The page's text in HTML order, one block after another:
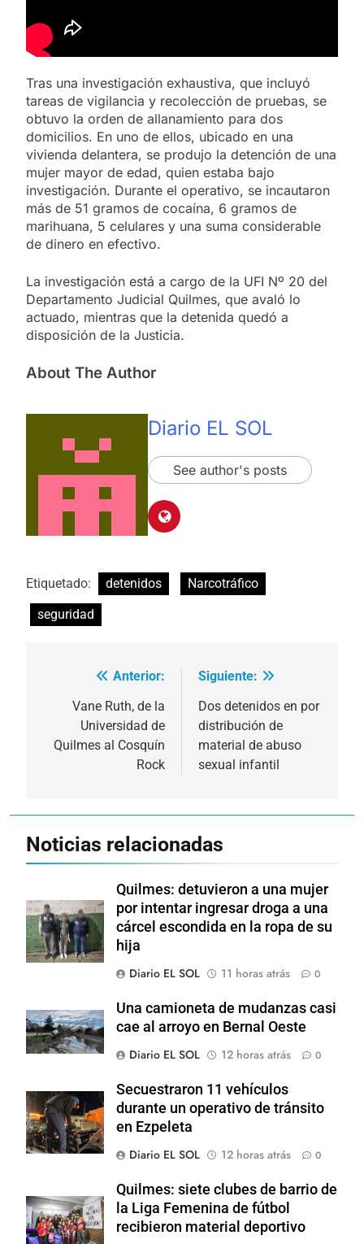
Tras una investigación exhaustiva, que incluyó
tareas de vigilancia y recolección de pruebas, se
obtuvo la orden de allanamiento para dos
domicilios. En uno de ellos, ubicado en una
vivienda delantera, se produjo la detención de una
mujer mayor de edad, quien estaba bajo
investigación. Durante el operativo, se incautaron
más de 51 gramos de cocaína, 6 gramos de
marihuana, 5 celulares y una suma considerable
de dinero en efectivo.
La investigación está a cargo de la UFI Nº 20 del
Departamento Judicial Quilmes, que avaló lo
actuado, mientras que la detenida quedó a
disposición de la Justicia.
About The Author
Diario EL SOL
See author's posts
Etiquetado: detenidos
Narcotráfico
seguridad
Navegación
entradas
Anterior:
Vane Ruth, de la
Universidad de
Quilmes al Cosquín
Rock
Siguiente:
Dos detenidos en por
distribución de
material de abuso
sexual infantil
Noticias relacionadas
Quilmes: detuvieron a una mujer
por intentar ingresar droga a una
cárcel escondida en la ropa de su
hija
Diario EL SOL
11 horas atrás 0
Una camioneta de mudanzas casi
cae al arroyo en Bernal Oeste
Diario EL SOL
12 horas atrás 0
Secuestraron 11 vehículos
durante un operativo de tránsito
en Ezpeleta
Diario EL SOL
12 horas atrás 0
Quilmes: siete clubes de barrio de
la Liga Femenina de fútbol
recibieron material deportivo